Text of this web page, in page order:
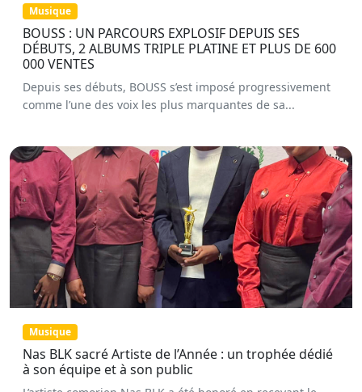
Musique
BOUSS : UN PARCOURS EXPLOSIF DEPUIS SES
DÉBUTS, 2 ALBUMS TRIPLE PLATINE ET PLUS DE 600
000 VENTES
Depuis ses débuts, BOUSS s’est imposé progressivement
comme l’une des voix les plus marquantes de sa...
Musique
Nas BLK sacré Artiste de l’Année : un trophée dédié
à son équipe et à son public